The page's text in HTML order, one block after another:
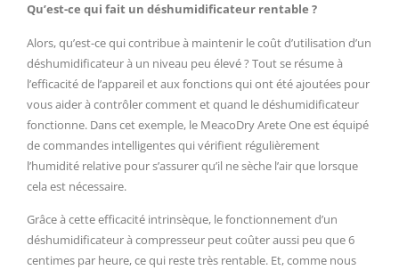
Qu’est-ce qui fait un déshumidificateur rentable ?
Alors, qu’est-ce qui contribue à maintenir le coût d’utilisation d’un
déshumidificateur à un niveau peu élevé ? Tout se résume à
l’efficacité de l’appareil et aux fonctions qui ont été ajoutées pour
vous aider à contrôler comment et quand le déshumidificateur
fonctionne. Dans cet exemple, le MeacoDry Arete One est équipé
de commandes intelligentes qui vérifient régulièrement
l’humidité relative pour s’assurer qu’il ne sèche l’air que lorsque
cela est nécessaire.
Grâce à cette efficacité intrinsèque, le fonctionnement d’un
déshumidificateur à compresseur peut coûter aussi peu que 6
centimes par heure, ce qui reste très rentable. Et, comme nous